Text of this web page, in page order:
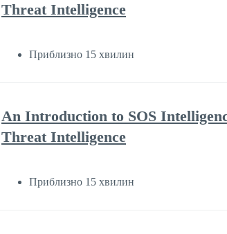
Threat Intelligence
Приблизно 15 хвилин
An Introduction to SOS
Threat Intelligence
Приблизно 15 хвилин